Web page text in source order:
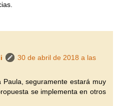
30 de abril de 2018 a las
Paula, seguramente estará muy
se implementa en otros